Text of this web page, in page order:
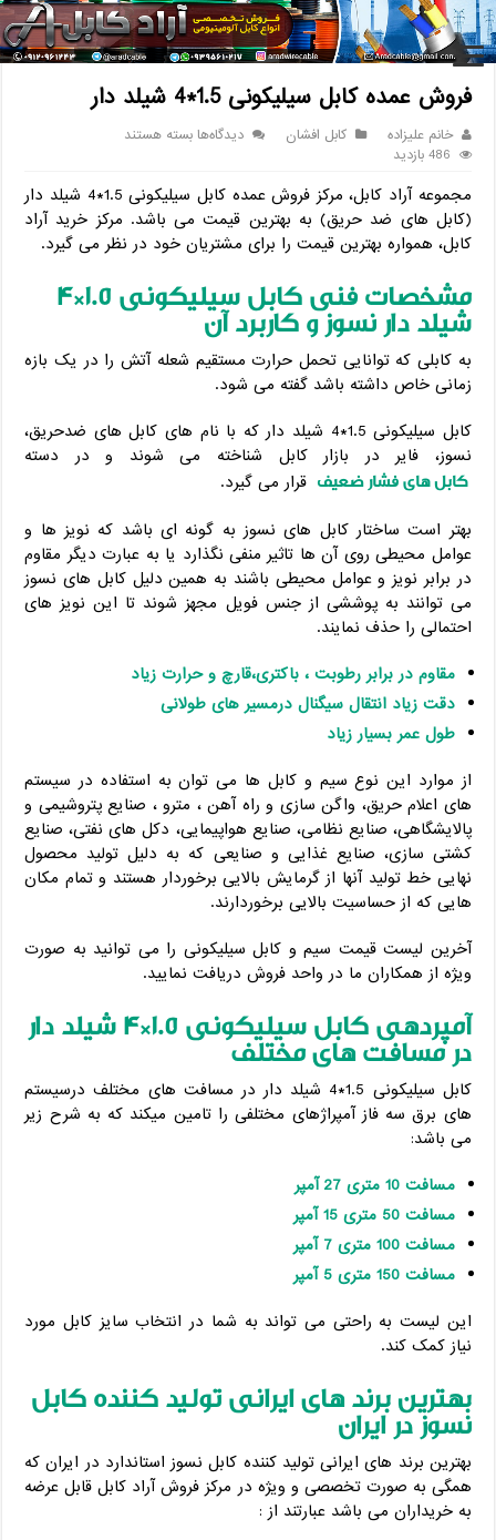
خانه / کابل / کابل افشان / فروش عمده کابل سیلیکونی 1.5*4 شیلد دار
فروش عمده کابل سیلیکونی 1.5*4 شیلد دار
خانم علیزاده کابل افشان دیدگاه‌هابرای
کابل
سیلیکونی
1.5*4
شیلد
بسته هستند
486 بازدید
مجموعه آراد کابل، مرکز فروش عمده کابل سیلیکونی 1.5*4 شیلد دار
(کابل های ضد حریق) به بهترین قیمت می باشد. مرکز خرید آراد
کابل، همواره بهترین قیمت را برای مشتریان خود در نظر می گیرد.
مشخصات فنی کابل سیلیکونی 1.5*4
شیلد دار نسوز و کاربرد آن
به کابلی که توانایی تحمل حرارت مستقیم شعله آتش را در یک بازه
زمانی خاص داشته باشد گفته می شود.
کابل سیلیکونی 1.5*4 شیلد دار که با نام های کابل های ضدحریق،
نسوز، فایر در بازار کابل شناخته می شوند و در دسته
کابل های فشار ضعیف قرار می گیرد.
بهتر است ساختار کابل های نسوز به گونه ای باشد که نویز ها و
عوامل محیطی روی آن ها تاثیر منفی نگذارد یا به عبارت دیگر مقاوم
در برابر نویز و عوامل محیطی باشند به همین دلیل کابل های نسوز
می توانند به پوششی از جنس فویل مجهز شوند تا این نویز های
احتمالی را حذف نمایند.
مقاوم در برابر رطوبت ، باکتری،قارچ و حرارت زیاد
دقت زیاد انتقال سیگنال درمسیر های طولانی
طول عمر بسیار زیاد
از موارد این نوع سیم و کابل ها می توان به استفاده در سیستم
های اعلام حریق، واگن سازی و راه آهن ، مترو ، صنایع پتروشیمی و
پالایشگاهی، صنایع نظامی، صنایع هواپیمایی، دکل های نفتی، صنایع
کشتی سازی، صنایع غذایی و صنایعی که به دلیل تولید محصول
نهایی خط تولید آنها از گرمایش بالایی برخوردار هستند و تمام مکان
هایی که از حساسیت بالایی برخوردارند.
آخرین لیست قیمت سیم و کابل سیلیکونی را می توانید به صورت
ویژه از همکاران ما در واحد فروش دریافت نمایید.
آمپردهی کابل سیلیکونی 1.5*4 شیلد دار
در مسافت های مختلف
کابل سیلیکونی 1.5*4 شیلد دار در مسافت های مختلف درسیستم
های برق سه فاز آمپراژهای مختلفی را تامین میکند که به شرح زیر
می باشد:
مسافت 10 متری 27 آمپر
مسافت 50 متری 15 آمپر
مسافت 100 متری 7 آمپر
مسافت 150 متری 5 آمپر
این لیست به راحتی می تواند به شما در انتخاب سایز کابل مورد
نیاز کمک کند.
بهترین برند های ایرانی تولید کننده کابل
نسوز در ایران
بهترین برند های ایرانی تولید کننده کابل نسوز استاندارد در ایران که
همگی به صورت تخصصی و ویژه در مرکز فروش آراد کابل قابل عرضه
به خریداران می باشد عبارتند از :